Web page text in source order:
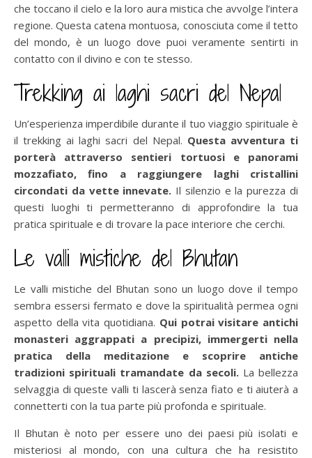
che toccano il cielo e la loro aura mistica che avvolge l’intera
regione. Questa catena montuosa, conosciuta come il tetto
del mondo, è un luogo dove puoi veramente sentirti in
contatto con il divino e con te stesso.
Trekking ai laghi sacri del Nepal
Un’esperienza imperdibile durante il tuo viaggio spirituale è
il trekking ai laghi sacri del Nepal. Questa avventura ti
porterà attraverso sentieri tortuosi e panorami
mozzafiato, fino a raggiungere laghi cristallini
circondati da vette innevate. Il silenzio e la purezza di
questi luoghi ti permetteranno di approfondire la tua
pratica spirituale e di trovare la pace interiore che cerchi.
Le valli mistiche del Bhutan
Le valli mistiche del Bhutan sono un luogo dove il tempo
sembra essersi fermato e dove la spiritualità permea ogni
aspetto della vita quotidiana. Qui potrai visitare antichi
monasteri aggrappati a precipizi, immergerti nella
pratica della meditazione e scoprire antiche
tradizioni spirituali tramandate da secoli.La bellezza
selvaggia di queste valli ti lascerà senza fiato e ti aiuterà a
connetterti con la tua parte più profonda e spirituale.
Il Bhutan è noto per essere uno dei paesi più isolati e
misteriosi al mondo, con una cultura che ha resistito